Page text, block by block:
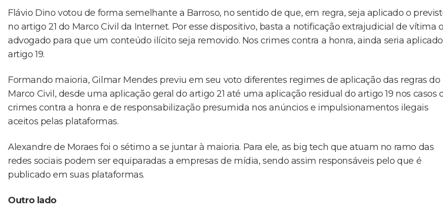
Flávio Dino votou de forma semelhante a Barroso, no sentido de que, em regra, seja aplicado o
no artigo 21 do Marco Civil da Internet. Por esse dispositivo, basta a notificação extrajudicial de vítima
advogado para que um conteúdo ilícito seja removido. Nos crimes contra a honra, ainda seria
artigo 19.
Formando maioria, Gilmar Mendes previu em seu voto diferentes regimes de aplicação das regras do
Marco Civil, desde uma aplicação geral do artigo 21 até uma aplicação residual do artigo 19 nos casos
crimes contra a honra e de responsabilização presumida nos anúncios e impulsionamentos ilegais
aceitos pelas plataformas.
Alexandre de Moraes foi o sétimo a se juntar à maioria. Para ele, as big tech que atuam no ramo das
redes sociais podem ser equiparadas a empresas de mídia, sendo assim responsáveis pelo que é
publicado em suas plataformas.
Outro lado